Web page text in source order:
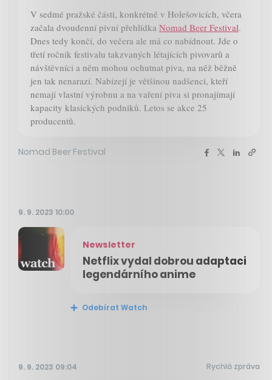
V sedmé pražské části, konkrétně v Holešovicích, včera
začala dvoudenní pivní přehlídka Nomad Beer Festival.
Dnes tedy končí, do večera ale má co nabídnout. Jde o
třetí ročník festivalu takzvaných létajících pivovarů a
návštěvníci a něm mohou ochutnat piva, na něž běžně
jen tak nenarazí. Nabízejí je většinou nadšenci, kteří
nemají vlastní výrobnu a na vaření piva si pronajímají
kapacity klasických podniků. Letos se akce 25
producentů.
Nomad Beer Festival
9. 9. 2023 10:00
Newsletter
Netflix vydal dobrou adaptaci
legendárního anime
Odebírat Watch
9. 9. 2023 09:04 Rychlá zpráva